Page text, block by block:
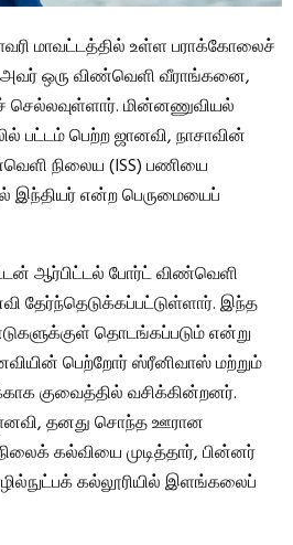
மாவட்டத்தில் உள்ள பராக்கோலைச்
அவர் ஒரு விண்வெளி வீராங்கனை,
மின்னணுவியல்
பட்டம் பெற்ற ஜானவி, நாசாவின்
நிலைய (ISS) பணியை
இந்தியர் என்ற பெருமையைப்
ஆர்பிட்டல் போர்ட் விண்வெளி
தேர்ந்தெடுக்கப்பட்டுள்ளார். இந்த
தொடங்கப்படும் என்று
பெற்றோர் ஸ்ரீனிவாஸ் மற்றும்
குவைத்தில் வசிக்கின்றனர்.
தனது சொந்த ஊரான
கல்வியை முடித்தார், பின்னர்
கல்லூரியில் இளங்கலைப்